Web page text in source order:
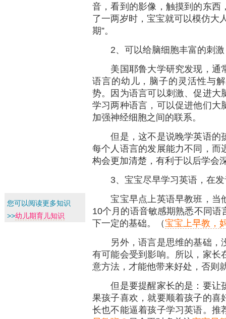
音，看到的影像，触摸到的东西
了一两岁时，宝宝就可以模仿大
期”。
2、可以给脑细胞丰富的刺激
美国耶鲁大学研究发现，通
语言的幼儿，脑子的灵活性与
势。因为语言可以刺激、促进大
学习两种语言，可以促进他们大
加强神经细胞之间的联系。
但是，这不是说晚学英语的
每个人语言的发展能力不同，而
构会更加清楚，有利于以后学会
3、宝宝尽早学习英语，在发
宝宝早点上英语早教班，当
10个月的语音敏感期熟悉不同
下一定的基础。（宝宝上早教，
另外，语言是思维的基础，
有可能会受到影响。所以，家长
意方法，才能他带来好处，否则
但是要提醒家长的是：要让
果孩子喜欢，就要顺着孩子的喜
长也不能逼着孩子学习英语。推
您可以阅读更多知识
>>幼儿期育儿知识